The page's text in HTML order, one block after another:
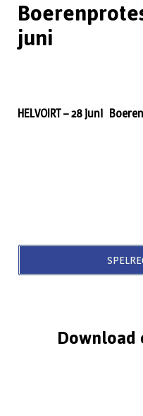
juni
HELVOIRT – 28 juni